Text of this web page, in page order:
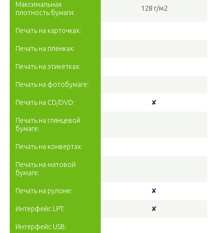
Максимальная
плотность бумаги:
128 г/м2
Печать на карточках:
Печать на пленках:
Печать на этикетках:
Печать на фотобумаге:
Печать на CD/DVD: ✘
Печать на глянцевой
бумаге:
Печать на конвертах:
Печать на матовой
бумаге:
Печать на рулоне: ✘
Интерфейс LPT: ✘
Интерфейс USB: